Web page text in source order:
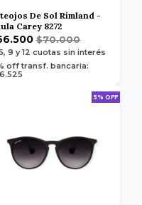
De Sol Rimland -
Carey 8272
$70.000
9 y 12 cuotas sin interés
off transf. bancaria:
5% OFF